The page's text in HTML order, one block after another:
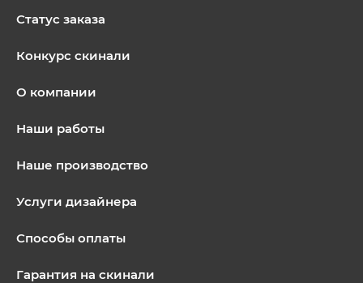
Статус заказа
Конкурс скинали
О компании
Наши работы
Наше производство
Услуги дизайнера
Способы оплаты
Гарантия на скинали